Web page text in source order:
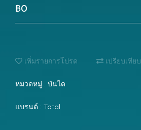
฿0
เพิ่มรายการโปรด เปรียบเทียบ
หมวดหมู่ : บันได
แบรนด์ : Total